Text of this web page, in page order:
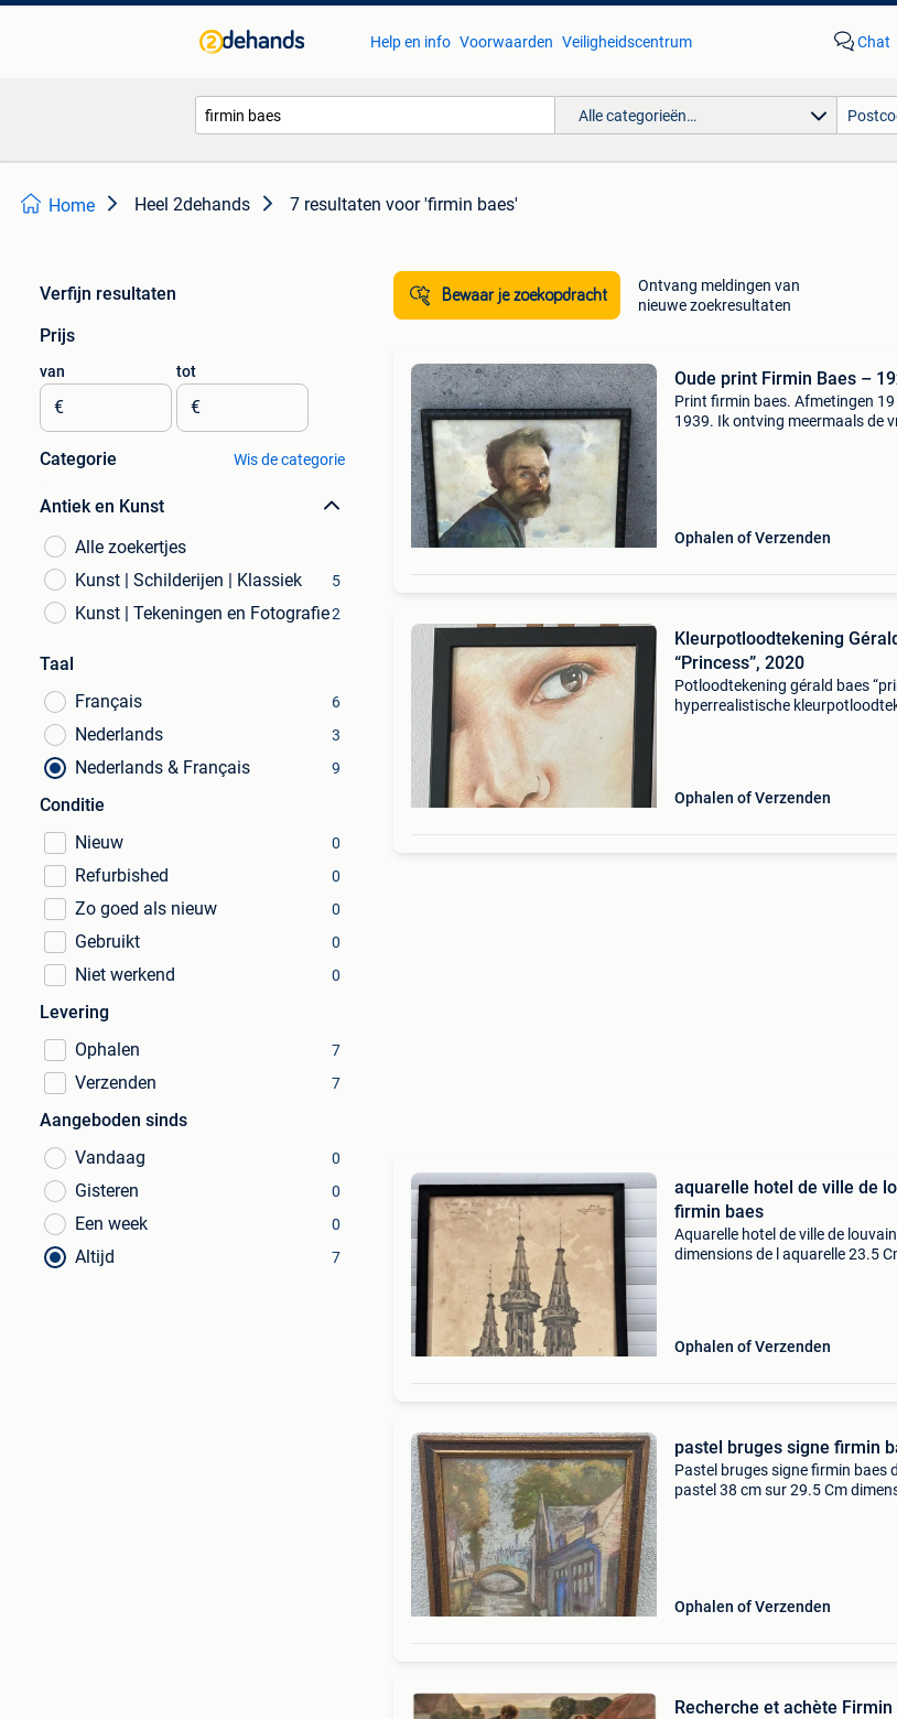
Help en info Voorwaarden Veiligheidscentrum Chat
Alle categorieën…
Home Heel 2dehands 7 resultaten voor 'firmin baes'
Verfijn resultaten
Prijs
van
€
tot
€
Categorie Wis de categorie
Antiek en Kunst
Alle zoekertjes
Kunst | Schilderijen | Klassiek
5
Kunst | Tekeningen en Fotografie2
Taal
Français
6
Nederlands 3
Nederlands & Français 9
Conditie
Nieuw
0
Refurbished 0
Zo goed als nieuw 0
Gebruikt 0
Niet werkend 0
Levering
Ophalen
7
Verzenden 7
Aangeboden sinds
Vandaag
0
Gisteren 0
Een week 0
Altijd 7
Bewaar je zoekopdracht
Ontvang meldingen van
nieuwe zoekresultaten
Oude print Firmin Baes –
Print firmin baes. Afmetingen 19
1939. Ik ontving meermaals de
Ophalen of Verzenden
Kleurpotloodtekening
“Princess”, 2020
Potloodtekening gérald baes
hyperrealistische
Ophalen of Verzenden
aquarelle hotel de ville de
firmin baes
Aquarelle hotel de ville de
dimensions de l aquarelle 23.5
Ophalen of Verzenden
pastel bruges signe firmin
Pastel bruges signe firmin baes
pastel 38 cm sur 29.5 Cm
Ophalen of Verzenden
Recherche et achète Firmin